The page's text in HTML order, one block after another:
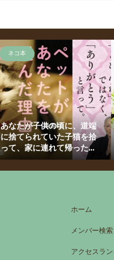
ネコ本
あなたが子供の頃に、道端
に捨てられていた子猫を拾
って、家に連れて帰った...
ホーム
メンバー検索
アクセスラ